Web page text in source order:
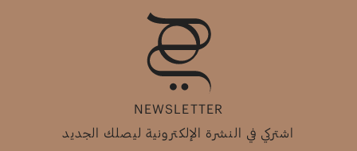
NEWSLETTER
اشتركي في النشرة الإلكترونية ليصلك الجديد